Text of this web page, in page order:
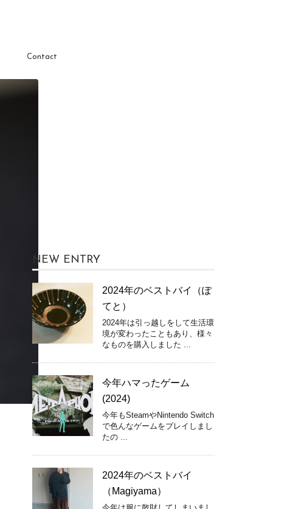
Contact
NEW ENTRY
2024年のベストバイ（ぽ
てと）
2024年は引っ越しをして生活環
境が変わったこともあり、様々
なものを購入しました ...
今年ハマったゲーム
(2024)
今年もSteamやNintendo Switch
で色んなゲームをプレイしまし
たの ...
2024年のベストバイ
（Magiyama）